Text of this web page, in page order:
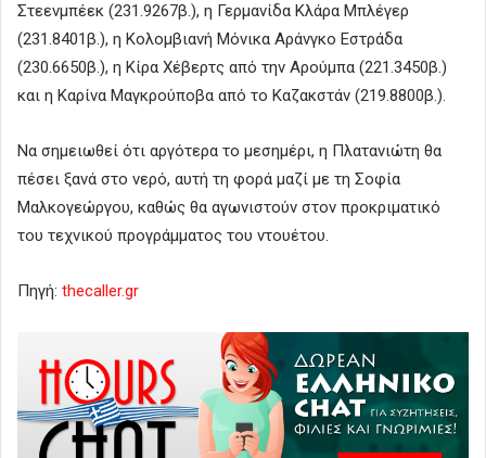
Στεενμπέεκ (231.9267β.), η Γερμανίδα Κλάρα Μπλέγερ
(231.8401β.), η Κολομβιανή Μόνικα Αράνγκο Εστράδα
(230.6650β.), η Κίρα Χέβερτς από την Αρούμπα (221.3450β.)
και η Καρίνα Μαγκρούποβα από το Καζακστάν (219.8800β.).
Να σημειωθεί ότι αργότερα το μεσημέρι, η Πλατανιώτη θα
πέσει ξανά στο νερό, αυτή τη φορά μαζί με τη Σοφία
Μαλκογεώργου, καθώς θα αγωνιστούν στον προκριματικό
του τεχνικού προγράμματος του ντουέτου.
Πηγή: thecaller.gr